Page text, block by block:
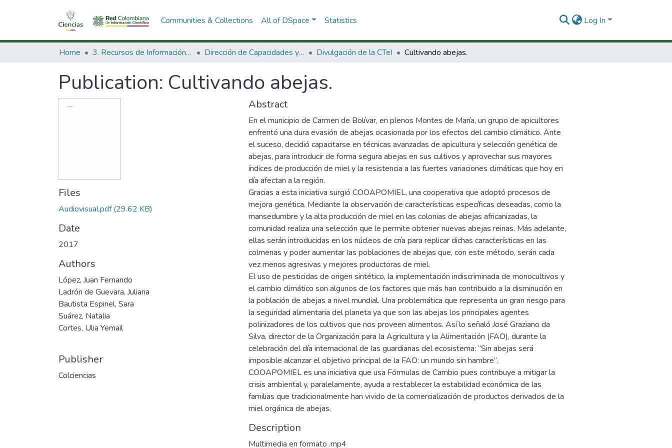
Communities & Collections All of DSpace Statistics Log In
Home 3. Recursos de Información Científica y Tecnológica Dirección de Capacidades y Divulgación de la CTeI Divulgación de la CTeI Cultivando abejas.
Publication: Cultivando abejas.
Files
Audiovisual.pdf(29.62 KB)
Date
2017
Authors
López, Juan Fernando
Ladrón de Guevara, Juliana
Bautista Espinel, Sara
Suárez, Natalia
Cortes, Ulia Yemail
Publisher
Colciencias
Abstract
En el municipio de Carmen de Bolívar, en plenos Montes de María, un grupo de apicultores
enfrentó una dura evasión de abejas ocasionada por los efectos del cambio climático. Ante
el suceso, decidió capacitarse en técnicas avanzadas de apicultura y selección genética de
abejas, para introducir de forma segura abejas en sus cultivos y aprovechar sus mayores
índices de producción de miel y la resistencia a las fuertes variaciones climáticas que hoy en
día afectan a la región.
Gracias a esta iniciativa surgió COOAPOMIEL, una cooperativa que adoptó procesos de
mejora genética. Mediante la observación de características específicas deseadas, como la
mansedumbre y la alta producción de miel en las colonias de abejas africanizadas, la
comunidad realiza una selección que le permite obtener nuevas abejas reinas. Más adelante,
ellas serán introducidas en los núcleos de cría para replicar dichas características en las
colmenas y poder aumentar las poblaciones de abejas que, con este método, serán cada
vez menos agresivas y mejores productoras de miel.
El uso de pesticidas de origen sintético, la implementación indiscriminada de monocultivos y
el cambio climático son algunos de los factores que más han contribuido a la disminución en
la población de abejas a nivel mundial. Una problemática que representa un gran riesgo para
la seguridad alimentaria del planeta ya que son las abejas los principales agentes
polinizadores de los cultivos que nos proveen alimentos. Así lo señaló José Graziano da
Silva, director de la Organización para la Agricultura y la Alimentación (FAO), durante la
celebración del día internacional de las guardianas del ecosistema: “Sin abejas será
imposible alcanzar el objetivo principal de la FAO: un mundo sin hambre”.
COOAPOMIEL es una iniciativa que usa Fórmulas de Cambio pues contribuye a mitigar la
crisis ambiental y, paralelamente, ayuda a restablecer la estabilidad económica de las
familias que tradicionalmente han vivido de la comercialización de productos derivados de la
miel orgánica de abejas.
Description
Multimedia en formato .mp4